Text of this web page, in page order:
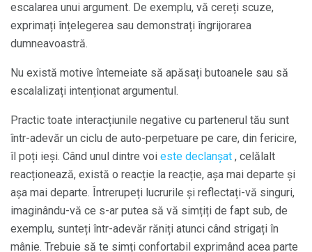
escalarea unui argument. De exemplu, vă cereți scuze,
exprimați înțelegerea sau demonstrați îngrijorarea
dumneavoastră.
Nu există motive întemeiate să apăsați butoanele sau să
escalalizați intenționat argumentul.
Practic toate interacțiunile negative cu partenerul tău sunt
într-adevăr un ciclu de auto-perpetuare pe care, din fericire,
îl poți ieși. Când unul dintre voi este declanșat , celălalt
reacționează, există o reacție la reacție, așa mai departe și
așa mai departe. Întrerupeți lucrurile și reflectați-vă singuri,
imaginându-vă ce s-ar putea să vă simțiți de fapt sub, de
exemplu, sunteți într-adevăr răniți atunci când strigați în
mânie. Trebuie să te simți confortabil exprimând acea parte